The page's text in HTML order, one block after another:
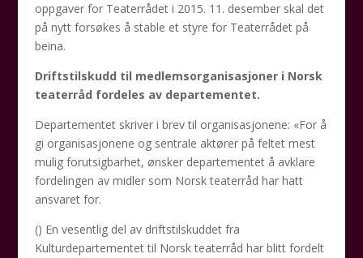
oppgaver for Teaterrådet i 2015. 11. desember skal det
på nytt forsøkes å stable et styre for Teaterrådet på
beina.
Driftstilskudd til medlemsorganisasjoner i Norsk
teaterråd fordeles av departementet.
Departementet skriver i brev til organisasjonene: «For å
gi organisasjonene og sentrale aktører på feltet mest
mulig forutsigbarhet, ønsker departementet å avklare
fordelingen av midler som Norsk teaterråd har hatt
ansvaret for.
() En vesentlig del av driftstilskuddet fra
Kulturdepartementet til Norsk teaterråd har blitt fordelt